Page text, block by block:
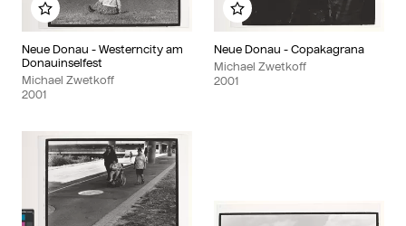
Neue Donau - Westerncity am
Donauinselfest
Michael Zwetkoff
2001
Zu meinem Album hinzufügen
Neue Donau - Copakagrana
Michael Zwetkoff
2001
Zu meinem Album